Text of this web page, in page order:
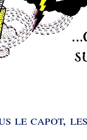
le capot,